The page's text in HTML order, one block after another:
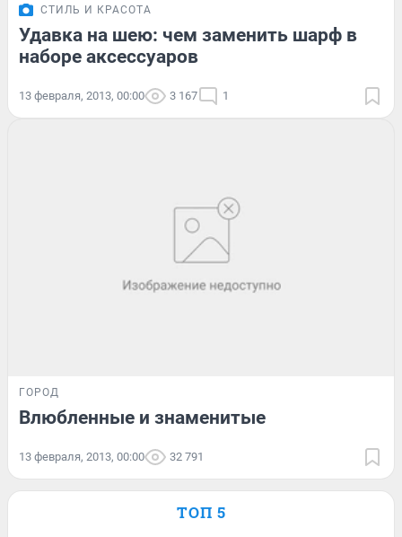
СТИЛЬ И КРАСОТА
Удавка на шею: чем заменить шарф в
наборе аксессуаров
13 февраля, 2013, 00:00 3 167 1
ГОРОД
Влюбленные и знаменитые
13 февраля, 2013, 00:00 32 791
ТОП 5